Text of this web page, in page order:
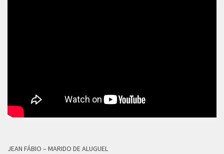
JEAN FÁBIO – MARIDO DE ALUGUEL